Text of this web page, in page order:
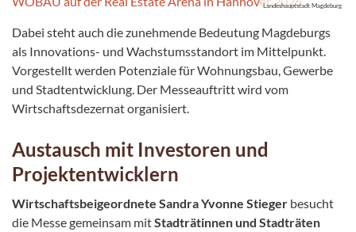
Landeshauptstadt Magdeburg
Dabei steht auch die zunehmende Bedeutung Magdeburgs
als Innovations- und Wachstumsstandort im Mittelpunkt.
Vorgestellt werden Potenziale für Wohnungsbau, Gewerbe
und Stadtentwicklung. Der Messeauftritt wird vom
Wirtschaftsdezernat organisiert.
Austausch mit Investoren und
Projektentwicklern
Wirtschaftsbeigeordnete Sandra Yvonne Stieger besucht
die Messe gemeinsam mitStadträtinnen und Stadträten